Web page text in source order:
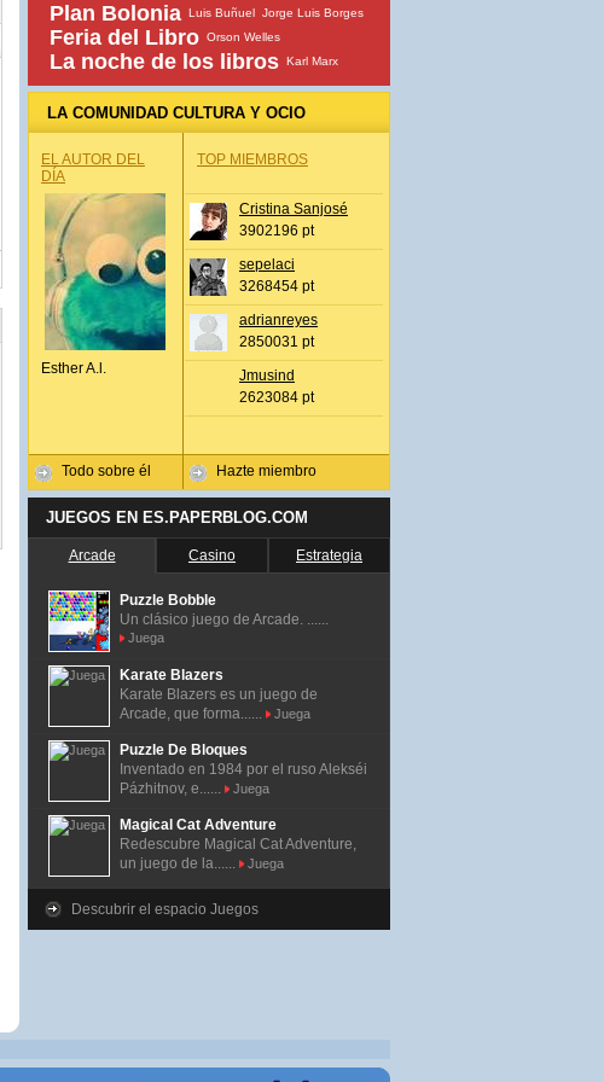
Plan Bolonia Luis Buñuel Jorge Luis Borges
Feria del Libro Orson Welles
La noche de los libros Karl Marx
LA COMUNIDAD CULTURA Y OCIO
EL AUTOR DEL
DÍA
Esther A.l.
Todo sobre él
TOP MIEMBROS
Cristina Sanjosé
3902196 pt
sepelaci
3268454 pt
adrianreyes
2850031 pt
Jmusind
2623084 pt
Hazte miembro
JUEGOS EN ES.PAPERBLOG.COM
Arcade Casino Estrategia
Puzzle Bobble
Un clásico juego de Arcade. ......
Juega
Karate Blazers
Karate Blazers es un juego de
Arcade, que forma......
Juega
Puzzle De Bloques
Inventado en 1984 por el ruso Alekséi
Pázhitnov, e......
Juega
Magical Cat Adventure
Redescubre Magical Cat Adventure,
un juego de la......
Juega
Descubrir el espacio Juegos